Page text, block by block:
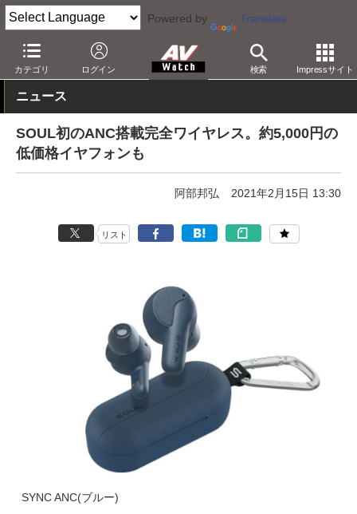
Powered by Translate
カテゴリ ログイン 検索 Impressサイト
AV Watch 製品 ヘッドフォン その他
ニュース
SOUL初のANC搭載完全ワイヤレス。約5,000円の
低価格イヤフォンも
阿部邦弘 2021年2月15日 13:30
リスト
SYNC ANC(ブルー)